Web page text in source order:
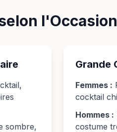
l'Occasion
sombre,
Grande
Femmes :
cocktail
Hommes :
costume